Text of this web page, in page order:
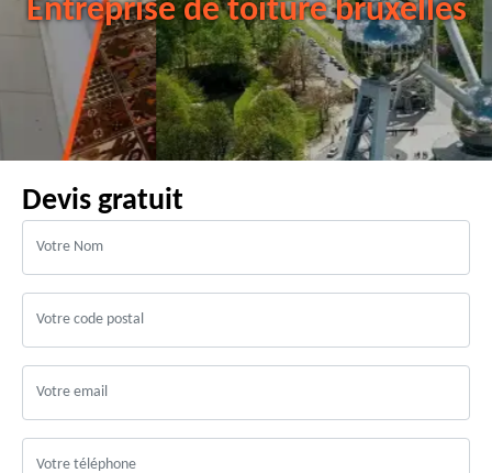
Entreprise de toiture bruxelles
Devis gratuit